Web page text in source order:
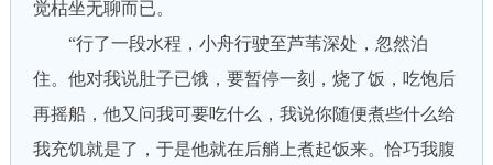
觉枯坐无聊而已。
“行了一段水程，小舟行驶至芦苇深处，忽然泊
住。他对我说肚子已饿，要暂停一刻，烧了饭，吃饱后
再摇船，他又问我可要吃什么，我说你随便煮些什么给
我充饥就是了，于是他就在后艄上煮起饭来。恰巧我腹